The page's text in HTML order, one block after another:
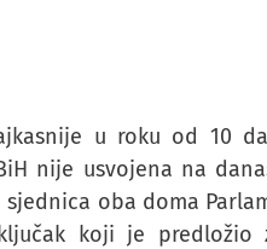
u roku od 10
nije usvojena na
oba doma
koji je predložio